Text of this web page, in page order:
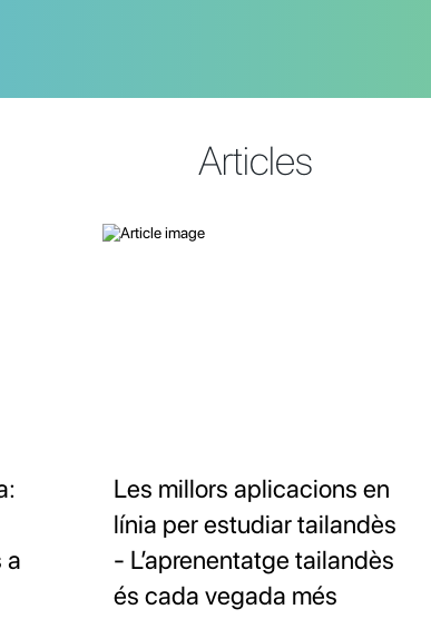
Articles
a
Les millors aplicacions en
línia per estudiar tailandès
- L’aprenentatge tailandès
és cada vegada més